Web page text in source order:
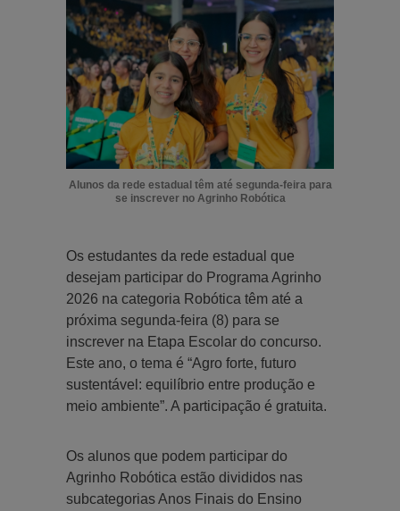
Alunos da rede estadual têm até segunda-feira para
se inscrever no Agrinho Robótica
Os estudantes da rede estadual que
desejam participar do Programa Agrinho
2026 na categoria Robótica têm até a
próxima segunda-feira (8) para se
inscrever na Etapa Escolar do concurso.
Este ano, o tema é “Agro forte, futuro
sustentável: equilíbrio entre produção e
meio ambiente”. A participação é gratuita.
Os alunos que podem participar do
Agrinho Robótica estão divididos nas
subcategorias Anos Finais do Ensino